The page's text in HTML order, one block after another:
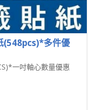
多件優
一吋軸心數量優惠